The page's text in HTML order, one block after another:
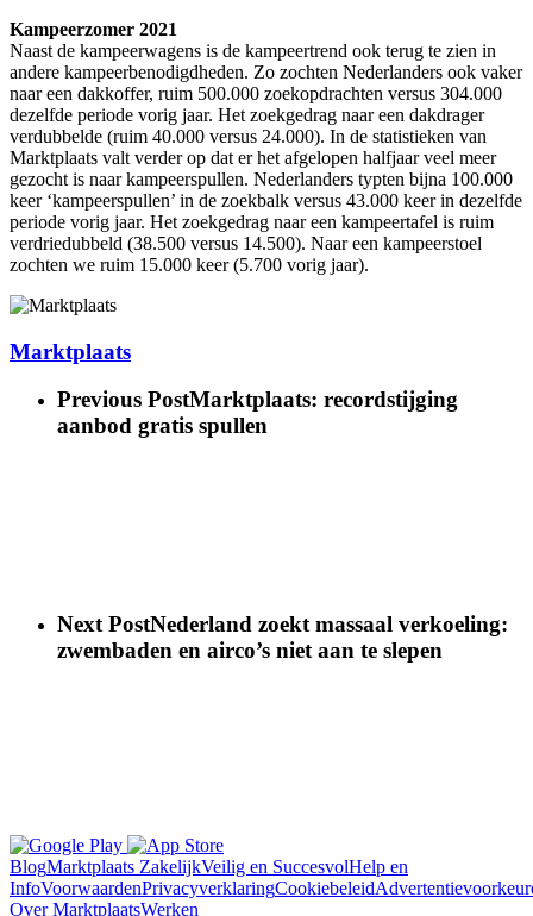
Kampeerzomer 2021
Naast de kampeerwagens is de kampeertrend ook terug te zien in
andere kampeerbenodigdheden. Zo zochten Nederlanders ook vaker
naar een dakkoffer, ruim 500.000 zoekopdrachten versus 304.000
dezelfde periode vorig jaar. Het zoekgedrag naar een dakdrager
verdubbelde (ruim 40.000 versus 24.000). In de statistieken van
Marktplaats valt verder op dat er het afgelopen halfjaar veel meer
gezocht is naar kampeerspullen. Nederlanders typten bijna 100.000
keer ‘kampeerspullen’ in de zoekbalk versus 43.000 keer in dezelfde
periode vorig jaar. Het zoekgedrag naar een kampeertafel is ruim
verdriedubbeld (38.500 versus 14.500). Naar een kampeerstoel
zochten we ruim 15.000 keer (5.700 vorig jaar).
Marktplaats
Previous PostMarktplaats: recordstijging
aanbod gratis spullen
Next PostNederland zoekt massaal verkoeling:
zwembaden en airco’s niet aan te slepen
BlogMarktplaats ZakelijkVeilig en SuccesvolHelp en
InfoVoorwaardenPrivacyverklaringCookiebeleid
Over MarktplaatsWerken